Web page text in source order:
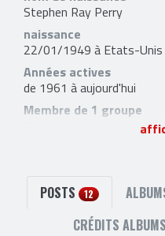
Stephen Ray Perry
naissance
22/01/1949 à Etats-Unis
Années actives
de 1961 à aujourd'hui
Membre de 1 groupe
POSTS 12
CRÉDITS